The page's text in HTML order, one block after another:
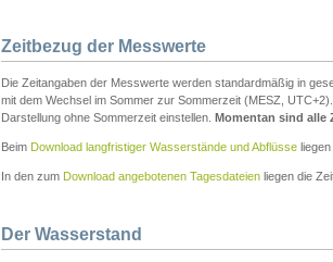
Zeitbezug der Messwerte
Die Zeitangaben der Messwerte werden standardmäßig in
mit dem Wechsel im Sommer zur Sommerzeit (MESZ,
Darstellung ohne Sommerzeit einstellen. Momentan sind alle
Beim Download langfristiger Wasserstände und Abflüsse
In den zum Download angebotenen Tagesdateien liegen die
Der Wasserstand